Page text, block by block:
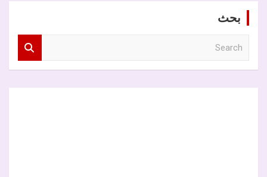
بحث